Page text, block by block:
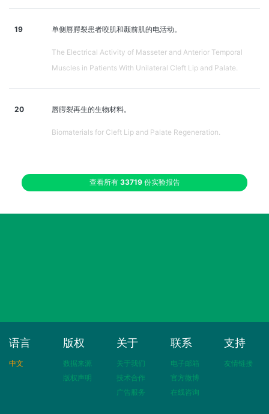
19 单侧唇腭裂患者咬肌和颞前肌的电活动。
The Electrical Activity of Masseter and Anterior Temporal
Muscles in Patients With Unilateral Cleft Lip and Palate.
20 唇腭裂再生的生物材料。
Biomaterials for Cleft Lip and Palate Regeneration.
查看所有 33719份实验报告
语言
中文
版权
数据来源
版权声明
关于
关于我们
技术合作
广告服务
联系
电子邮箱
官方微博
在线咨询
支持
友情链接